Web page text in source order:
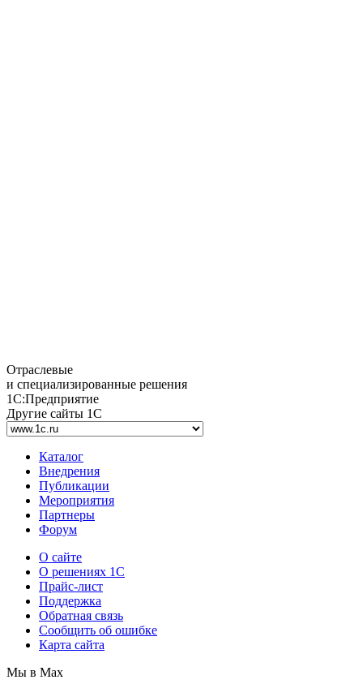
Отраслевые
и специализированные решения
1С:Предприятие
Другие сайты 1С
Каталог
Внедрения
Публикации
Мероприятия
Партнеры
Форум
О сайте
О решениях 1С
Прайс-лист
Поддержка
Обратная связь
Сообщить об ошибке
Карта сайта
Мы в Max